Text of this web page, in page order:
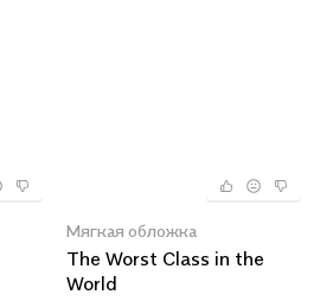
Мягкая обложка
The Worst Class in the
World